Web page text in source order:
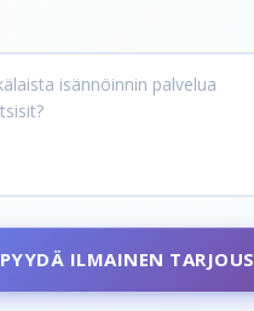
PYYDÄ ILMAINEN TARJOUS